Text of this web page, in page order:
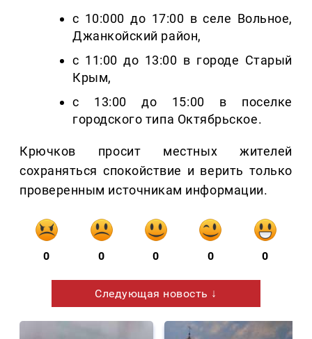
с 10:000 до 17:00 в селе Вольное,
Джанкойский район,
с 11:00 до 13:00 в городе Старый
Крым,
с 13:00 до 15:00 в поселке
городского типа Октябрьское.
Крючков просит местных жителей
сохраняться спокойствие и верить только
проверенным источникам информации.
0 0 0 0 0
Следующая новость ↓